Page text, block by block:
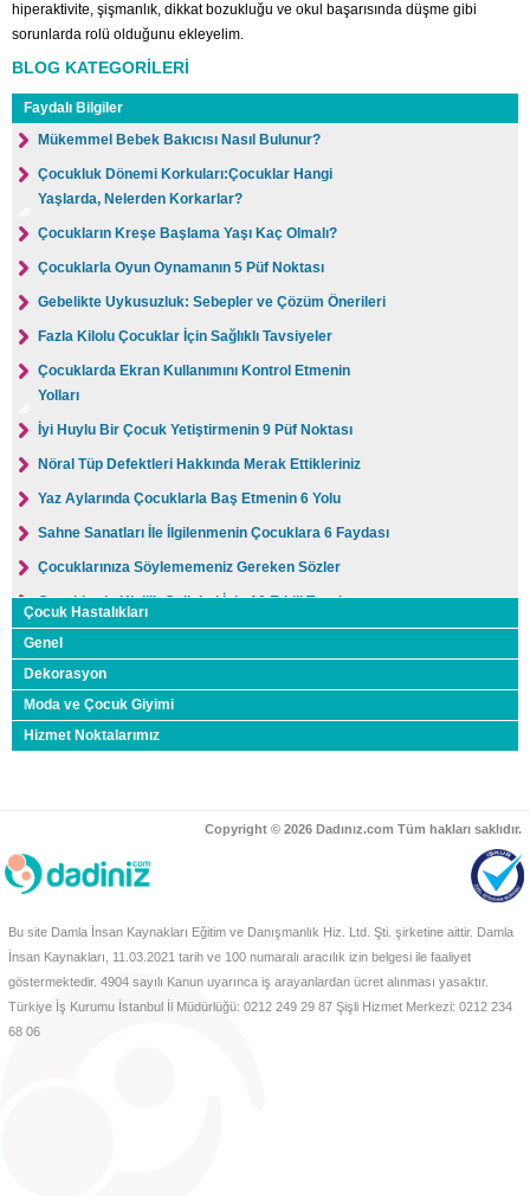
hiperaktivite, şişmanlık, dikkat bozukluğu ve okul başarısında düşme gibi
sorunlarda rolü olduğunu ekleyelim.
BLOG KATEGORİLERİ
Faydalı Bilgiler
Mükemmel Bebek Bakıcısı Nasıl Bulunur?
Çocukluk Dönemi Korkuları:Çocuklar Hangi
Yaşlarda, Nelerden Korkarlar?
Çocukların Kreşe Başlama Yaşı Kaç Olmalı?
Çocuklarla Oyun Oynamanın 5 Püf Noktası
Gebelikte Uykusuzluk: Sebepler ve Çözüm Önerileri
Fazla Kilolu Çocuklar İçin Sağlıklı Tavsiyeler
Çocuklarda Ekran Kullanımını Kontrol Etmenin
Yolları
İyi Huylu Bir Çocuk Yetiştirmenin 9 Püf Noktası
Nöral Tüp Defektleri Hakkında Merak Ettikleriniz
Yaz Aylarında Çocuklarla Baş Etmenin 6 Yolu
Sahne Sanatları İle İlgilenmenin Çocuklara 6 Faydası
Çocuklarınıza Söylememeniz Gereken Sözler
Çocuklarda Kişilik Gelişimi İçin 10 Etkili Tavsiye
9 Yaş Çocuklarının Gelişim Özellikleri
Yeni Anneler İçin 15 Bebek Bakımı Tavsiyesi
Çocukların Okul Başarısını Arttırmanın 8 Yolu
Bebeğin Doyduğunu Anlamanın 8 Yolu
Sanatın Çocuk Gelişimi Üzerindeki Etkileri
Kraliyet Dadısı Olabilmek İçin Sahip Olunması
Çocukları Yaz Sıcaklarından Korumanın Yolları
Çocuklarda Doktor Korkusu Nasıl Önlenir?
Çocuk Hastalıkları
Genel
Dekorasyon
Moda ve Çocuk Giyimi
Hizmet Noktalarımız
Copyright © 2026 Dadınız.com Tüm hakları saklıdır.
Bu site Damla İnsan Kaynakları Eğitim ve Danışmanlık Hiz. Ltd. Şti. şirketine aittir. Damla
İnsan Kaynakları, 11.03.2021 tarih ve 100 numaralı aracılık izin belgesi ile faaliyet
göstermektedir. 4904 sayılı Kanun uyarınca iş arayanlardan ücret alınması yasaktır.
Türkiye İş Kurumu İstanbul İl Müdürlüğü: 0212 249 29 87 Şişli Hizmet Merkezi: 0212 234
68 06